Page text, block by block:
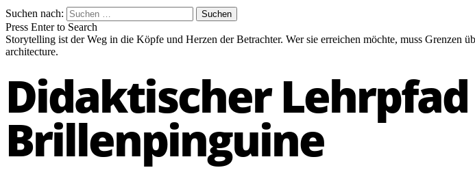
Suchen nach:
Press Enter to Search
Storytelling ist der Weg in die Köpfe und Herzen der Betrachter. Wer sie erreichen möchte, muss Grenzen
architecture.
Didaktischer Lehrpfad
Brillenpinguine